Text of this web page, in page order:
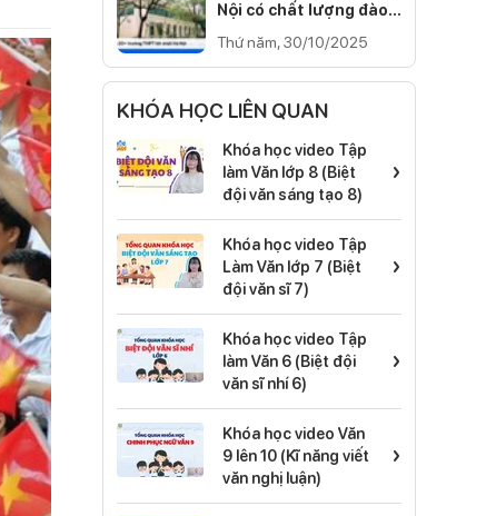
Nội có chất lượng đào
tạo tốt nhất 2025
Thứ năm, 30/10/2025
KHÓA HỌC LIÊN QUAN
Khóa học video Tập
làm Văn lớp 8 (Biệt
đội văn sáng tạo 8)
›
Khóa học video Tập
Làm Văn lớp 7 (Biệt
đội văn sĩ 7)
›
Khóa học video Tập
làm Văn 6 (Biệt đội
văn sĩ nhí 6)
›
Khóa học video Văn
9 lên 10 (Kĩ năng viết
văn nghị luận)
›